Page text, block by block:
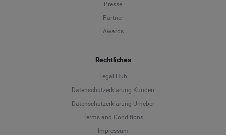
Presse
Partner
Awards
Rechtliches
Legal Hub
Datenschutzerklärung Kunden
Datenschutzerklärung Urheber
Terms and Conditions
Impressum